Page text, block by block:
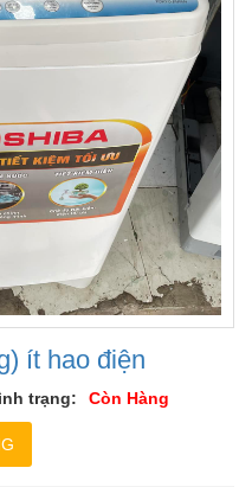
ít hao điện
trạng: Còn Hàng